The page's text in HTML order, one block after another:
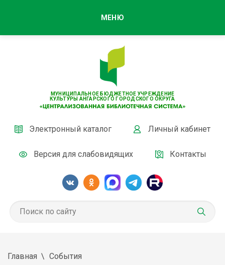
МУНИЦИПАЛЬНОЕ БЮДЖЕТНОЕ УЧРЕЖДЕНИЕ
КУЛЬТУРЫ АНГАРСКОГО ГОРОДСКОГО ОКРУГА
Электронный каталог Личный кабинет
Версия для слабовидящих Контакты
МЕНЮ
Главная События